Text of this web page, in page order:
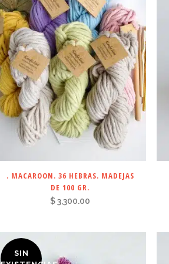
. MACAROON. 36 HEBRAS. MADEJAS
DE 100 GR.
$3,300.00
SIN